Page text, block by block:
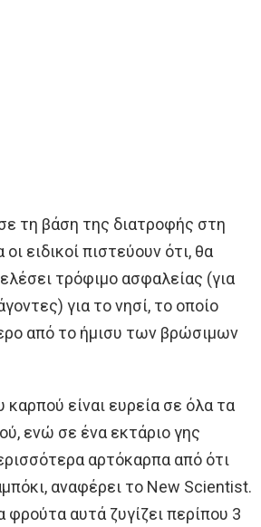
τη βάση της διατροφής στη
ειδικοί πιστεύουν ότι, θα
τρόφιμο ασφαλείας (για
για το νησί, το οποίο
από το ήμισυ των βρώσιμων
είναι ευρεία σε όλα τα
ενώ σε ένα εκτάριο γης
αρτόκαρπα από ότι
αναφέρει το New Scientist.
φρούτα αυτά ζυγίζει περίπου 3